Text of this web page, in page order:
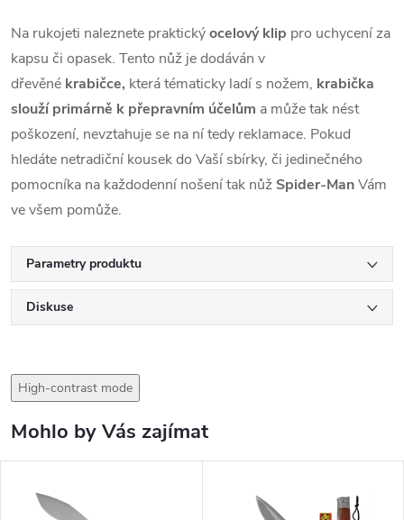
Na rukojeti naleznete praktickýocelový klip pro uchycení za
kapsu či opasek. Tento nůž je dodáván v
dřevěné krabičce, která tématicky ladí s nožem, krabička
slouží primárně k přepravním účelům a může tak nést
poškození, nevztahuje se na ní tedy reklamace. Pokud
hledáte netradiční kousek do Vaší sbírky, či jedinečného
pomocníka na každodenní nošení tak nůž Spider-ManVám
ve všem pomůže.
Parametry produktu
Diskuse
High-contrast mode
Mohlo by Vás zajímat